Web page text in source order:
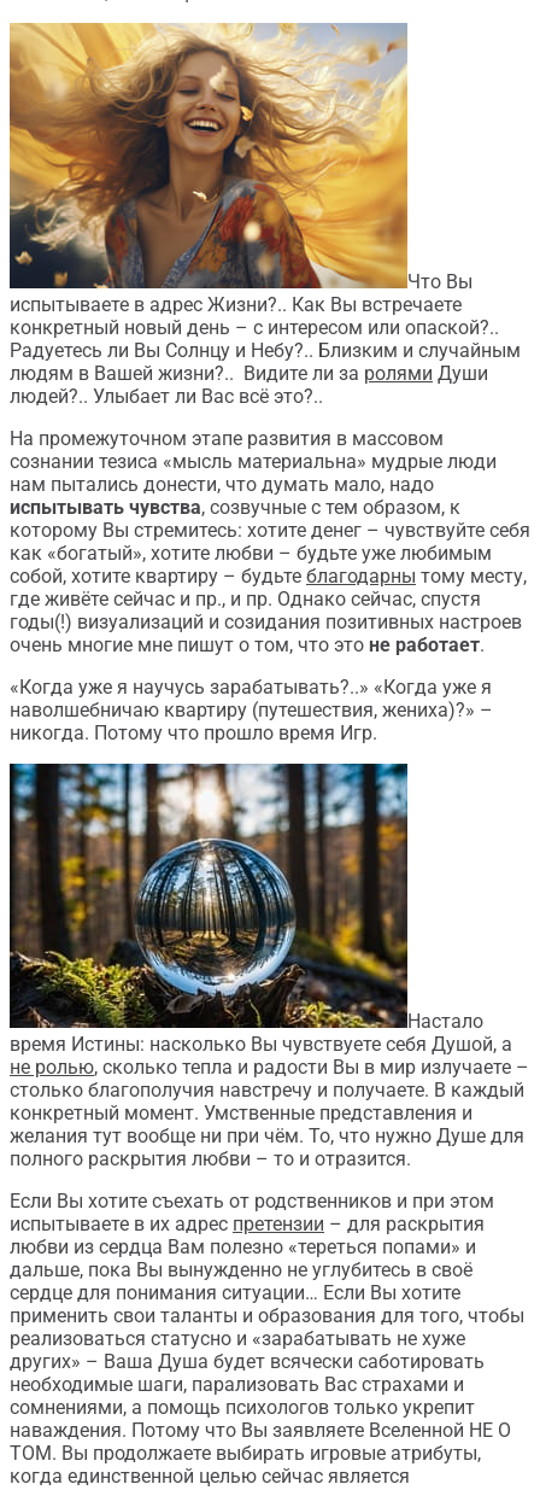
Что Вы
испытываете в адрес Жизни?.. Как Вы встречаете
конкретный новый день – с интересом или опаской?..
Радуетесь ли Вы Солнцу и Небу?.. Близким и случайным
людям в Вашей жизни?.. Видите ли за ролями Души
людей?.. Улыбает ли Вас всё это?..
На промежуточном этапе развития в массовом
сознании тезиса «мысль материальна» мудрые люди
нам пытались донести, что думать мало, надо
испытывать чувства, созвучные с тем образом, к
которому Вы стремитесь: хотите денег – чувствуйте себя
как «богатый», хотите любви – будьте уже любимым
собой, хотите квартиру – будьте благодарны тому месту,
где живёте сейчас и пр., и пр. Однако сейчас, спустя
годы(!) визуализаций и созидания позитивных настроев
очень многие мне пишут о том, что это не работает.
«Когда уже я научусь зарабатывать?..» «Когда уже я
наволшебничаю квартиру (путешествия, жениха)?» –
никогда. Потому что прошло время Игр.
Настало
время Истины: насколько Вы чувствуете себя Душой, а
не ролью, сколько тепла и радости Вы в мир излучаете –
столько благополучия навстречу и получаете. В каждый
конкретный момент. Умственные представления и
желания тут вообще ни при чём. То, что нужно Душе для
полного раскрытия любви – то и отразится.
Если Вы хотите съехать от родственников и при этом
испытываете в их адрес претензии – для раскрытия
любви из сердца Вам полезно «тереться попами» и
дальше, пока Вы вынужденно не углубитесь в своё
сердце для понимания ситуации… Если Вы хотите
применить свои таланты и образования для того, чтобы
реализоваться статусно и «зарабатывать не хуже
других» – Ваша Душа будет всячески саботировать
необходимые шаги, парализовать Вас страхами и
сомнениями, а помощь психологов только укрепит
наваждения. Потому что Вы заявляете Вселенной НЕ О
ТОМ. Вы продолжаете выбирать игровые атрибуты,
когда единственной целью сейчас является